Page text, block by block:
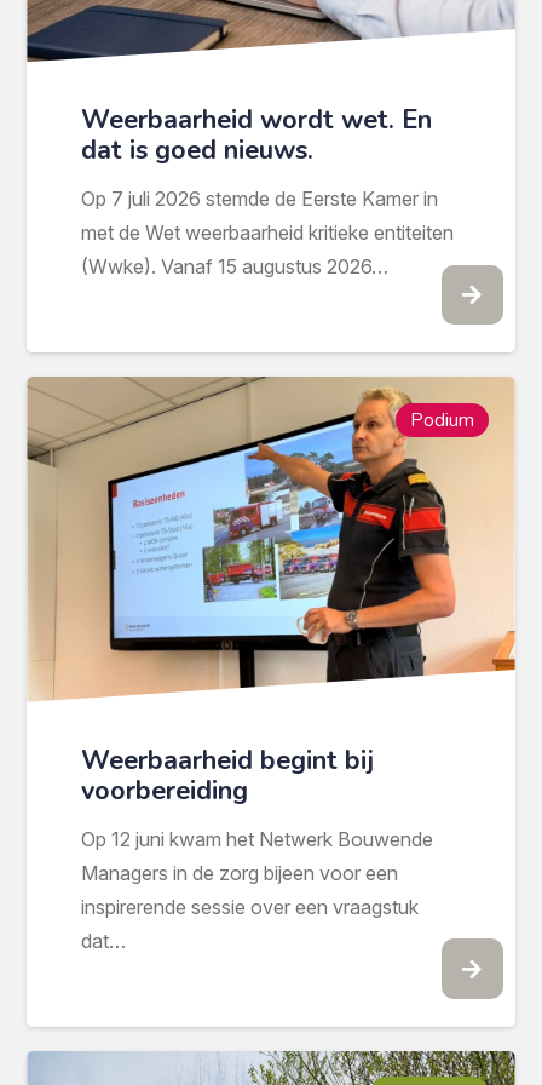
Weerbaarheid wordt wet. En
dat is goed nieuws.
Op 7 juli 2026 stemde de Eerste Kamer in
met de Wet weerbaarheid kritieke entiteiten
(Wwke). Vanaf 15 augustus 2026…
Podium
Weerbaarheid begint bij
voorbereiding
Op 12 juni kwam het Netwerk Bouwende
Managers in de zorg bijeen voor een
inspirerende sessie over een vraagstuk
dat…